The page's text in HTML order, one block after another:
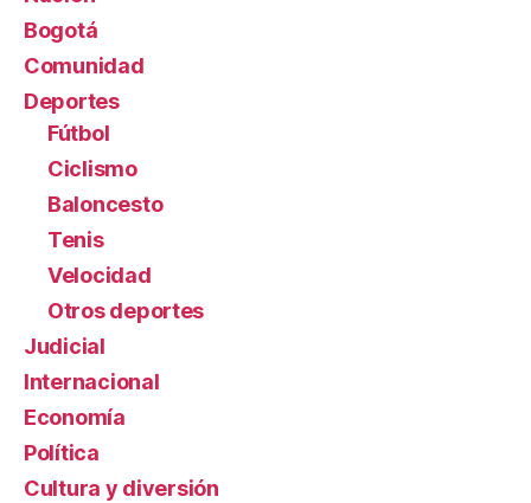
Bogotá
Comunidad
Deportes
Fútbol
Ciclismo
Baloncesto
Tenis
Velocidad
Otros deportes
Judicial
Internacional
Economía
Política
Cultura y diversión